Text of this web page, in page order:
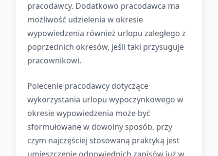
pracodawcy. Dodatkowo pracodawca ma
możliwość udzielenia w okresie
wypowiedzenia również urlopu zaległego z
poprzednich okresów, jeśli taki przysuguje
pracownikowi.
Polecenie pracodawcy dotyczące
wykorzystania urlopu wypoczynkowego w
okresie wypowiedzenia może być
sformułowane w dowolny sposób, przy
czym najczęściej stosowaną praktyką jest